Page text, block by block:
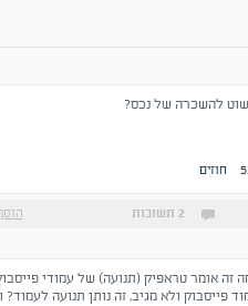
להשכרה של נכס?
חוזים
2 תשובות
אומר טראפיק (תנועה) של עמודי
פייסבוק ולא מגיב, זה נותן תנועה לעמוד?